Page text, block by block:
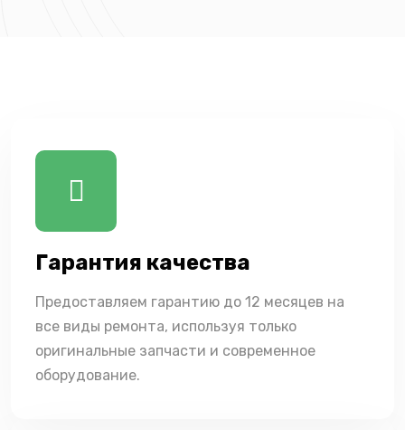
Гарантия качества
Предоставляем гарантию до 12 месяцев на
все виды ремонта, используя только
оригинальные запчасти и современное
оборудование.